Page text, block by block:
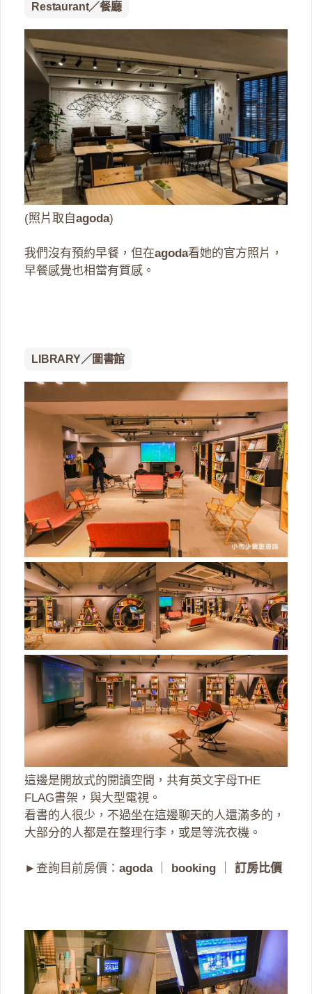
Restaurant／餐廳
(照片取自agoda)
我們沒有預約早餐，但在agoda看她的官方照片，
早餐感覺也相當有質感。
LIBRARY／圖書館
這邊是開放式的閱讀空間，共有英文字母THE
FLAG書架，與大型電視。
看書的人很少，不過坐在這邊聊天的人還滿多的，
大部分的人都是在整理行李，或是等洗衣機。
►查詢目前房價： agoda｜ booking 訂房比價